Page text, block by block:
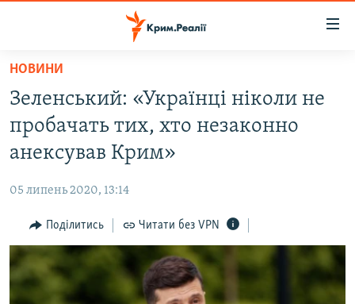
Перейти
основного
матеріалу
Перейти
до
основної
Перейти
до
пошуку
ВОДА.КРИМ
ВІДЕО ТА ФОТО
БЛОГИ
ПОГЛЯД
ІНТЕРВ'Ю
ВСЕ ЗА ДЕНЬ
НОВИНИ
Зеленський: «Українці ніколи не
пробачать тих, хто незаконно
анексував Крим»
05 липень 2020, 13:14
Поділитись Читати без VPN